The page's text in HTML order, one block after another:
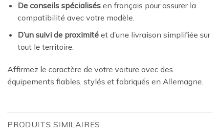
De conseils spécialisésen français pour assurer la
compatibilité avec votre modèle.
D’un suivi de proximitéet d’une livraison simplifiée sur
tout le territoire.
Affirmez le caractère de votre voiture avec des
équipements fiables, stylés et fabriqués en Allemagne.
PRODUITS SIMILAIRES